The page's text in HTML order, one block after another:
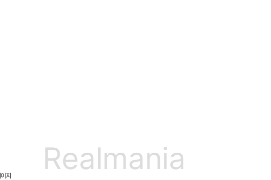
지
Realmania